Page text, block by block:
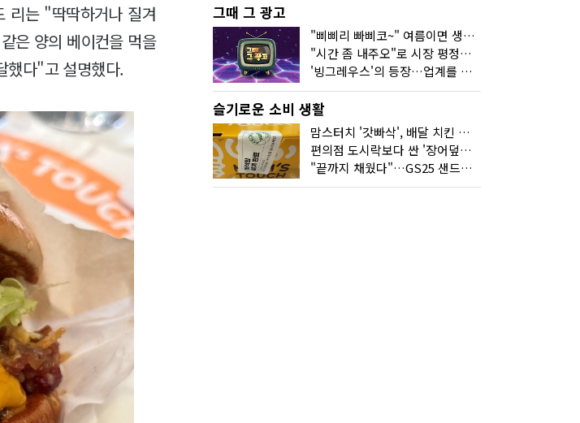
리는 "딱딱하거나 질겨
은 양의 베이컨을 먹을
했다"고 설명했다.
그때 그 광고
"삐삐리 빠삐코~" 여름이면 생각나는 그 노래
"시간 좀 내주오"로 시장 평정한 하이마트
'빙그레우스'의 등장…업계를 흔든 '세계관' 마케팅
슬기로운 소비 생활
맘스터치 '갓빠삭', 배달 치킨 선입견을 바꿨다
편의점 도시락보다 싼 '장어덮밥'…오뚜기가 해냈다
"끝까지 채웠다"…GS25 샌드위치의 달라진 '속'사정